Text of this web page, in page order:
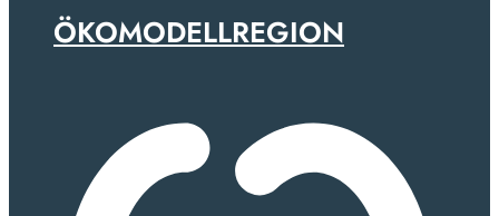
ÖKOMODELLREGION